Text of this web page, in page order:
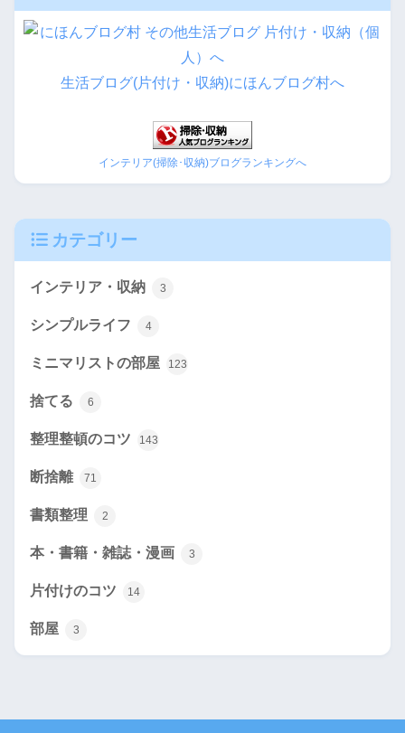
生活ブログ(片付け・収納)にほんブログ村へ
インテリア(掃除･収納)ブログランキングへ
カテゴリー
インテリア・収納 3
シンプルライフ 4
ミニマリストの部屋 123
捨てる 6
整理整頓のコツ 143
断捨離 71
書類整理 2
本・書籍・雑誌・漫画 3
片付けのコツ 14
部屋 3